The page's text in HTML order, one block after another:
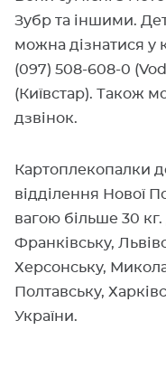
Зубр та іншими.
можна дізнатися у
(097) 508-608-0
(Київстар). Також
дзвінок.
Картоплекопалки
відділення Нової
вагою більше 30
Франківську,
Херсонську,
Полтавську,
України.